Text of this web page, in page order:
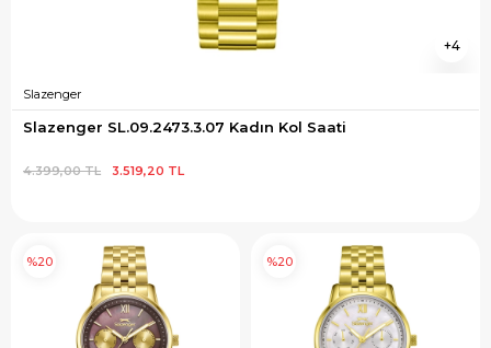
4
Slazenger
Slazenger SL.09.2473.3.07 Kadın Kol Saati
3.519,20 TL
4.399,00 TL
%20 %20